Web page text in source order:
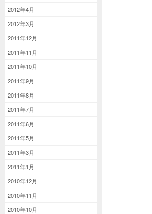
2012年4月
2012年3月
2011年12月
2011年11月
2011年10月
2011年9月
2011年8月
2011年7月
2011年6月
2011年5月
2011年3月
2011年1月
2010年12月
2010年11月
2010年10月